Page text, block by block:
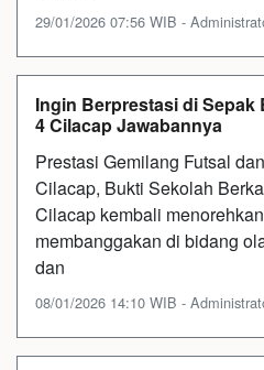
29/01/2026 07:56 WIB -
Ingin Berprestasi di Sepak
4 Cilacap Jawabannya
Prestasi Gemilang Futsal
Cilacap, Bukti Sekolah
Cilacap kembali
membanggakan di bidang
dan
08/01/2026 14:10 WIB -